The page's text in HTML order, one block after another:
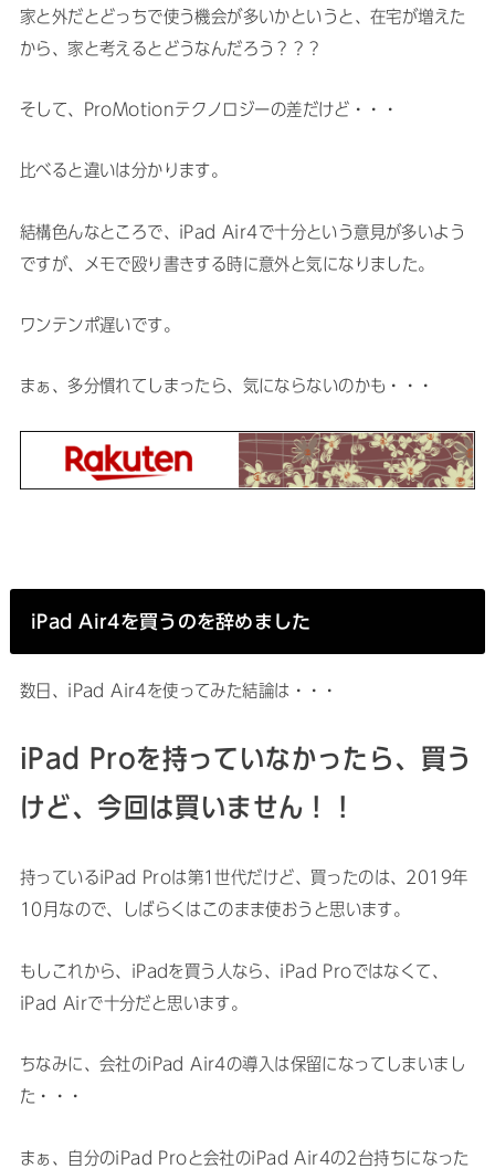
家と外だとどっちで使う機会が多いかというと、在宅が増えた
から、家と考えるとどうなんだろう？？？
そして、ProMotionテクノロジーの差だけど・・・
比べると違いは分かります。
結構色んなところで、iPad Air4で十分という意見が多いよう
ですが、メモで殴り書きする時に意外と気になりました。
ワンテンポ遅いです。
まぁ、多分慣れてしまったら、気にならないのかも・・・
iPad Air4を買うのを辞めました
数日、iPad Air4を使ってみた結論は・・・
iPad Proを持っていなかったら、買う
けど、今回は買いません！！
持っているiPad Proは第1世代だけど、買ったのは、2019年
10月なので、しばらくはこのまま使おうと思います。
もしこれから、iPadを買う人なら、iPad Proではなくて、
iPad Airで十分だと思います。
ちなみに、会社のiPad Air4の導入は保留になってしまいまし
た・・・
まぁ、自分のiPad Proと会社のiPad Air4の2台持ちになった